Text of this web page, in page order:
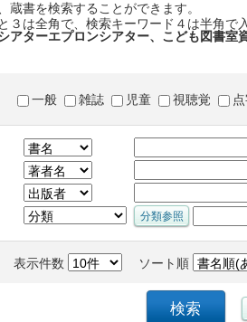
蔵書を検索することができます。
３は全角で、検索キーワード４は半角で
アターエプロンシアター、こども図書室
一般 雑誌 児童 視聴覚
表示件数 ソート順